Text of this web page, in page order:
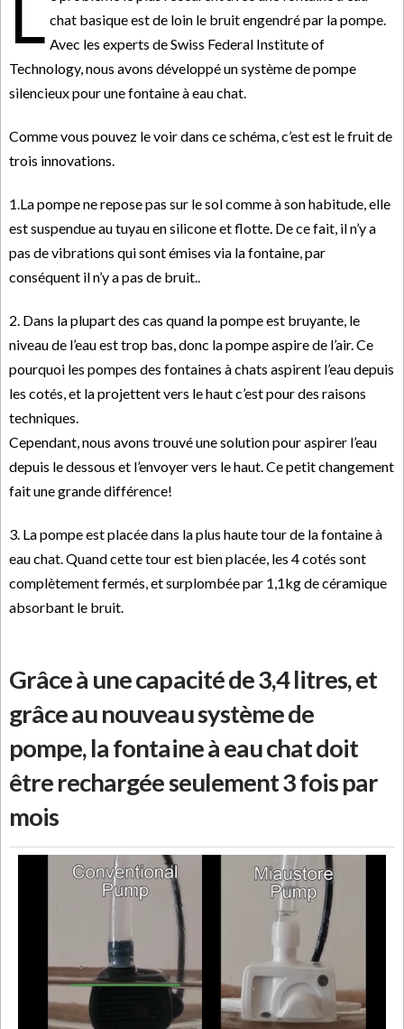
chat basique est de loin le bruit engendré par la pompe.
Avec les experts de Swiss Federal Institute of
Technology, nous avons développé un système de pompe
silencieux pour une fontaine à eau chat.
Comme vous pouvez le voir dans ce schéma, c’est est le fruit de
trois innovations.
1.La pompe ne repose pas sur le sol comme à son habitude, elle
est suspendue au tuyau en silicone et flotte. De ce fait, il n’y a
pas de vibrations qui sont émises via la fontaine, par
conséquent il n’y a pas de bruit..
2. Dans la plupart des cas quand la pompe est bruyante, le
niveau de l’eau est trop bas, donc la pompe aspire de l’air. Ce
pourquoi les pompes des fontaines à chats aspirent l’eau depuis
les cotés, et la projettent vers le haut c’est pour des raisons
techniques.
Cependant, nous avons trouvé une solution pour aspirer l’eau
depuis le dessous et l’envoyer vers le haut. Ce petit changement
fait une grande différence!
3. La pompe est placée dans la plus haute tour de la fontaine à
eau chat. Quand cette tour est bien placée, les 4 cotés sont
complètement fermés, et surplombée par 1,1kg de céramique
absorbant le bruit.
Grâce à une capacité de 3,4 litres, et
grâce au nouveau système de
pompe, la fontaine à eau chat doit
être rechargée seulement 3 fois par
mois